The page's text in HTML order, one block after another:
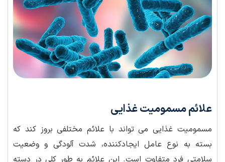
علائم مسمومیت غذایی
مسمومیت غذایی می تواند با علائم مختلفی بروز کند که
بسته به نوع عامل ایجادکننده، شدت آلودگی و وضعیت
سلامتی فرد متفاوت است. این علائم به طور کلی در دسته